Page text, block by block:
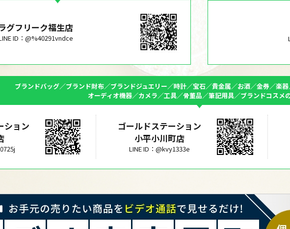
グフリーク福生店
ID：@%40291vndce
ブランドバッグ／ブランド財布／ブランドジュエリー／時計／宝石／貴金属／お酒／金券／楽
オーディオ機器／カメラ／工具／骨董品／筆記用具／ブランドコスメ
ション
ゴールドステーション
小平小川町店
LINE ID：@kvy1333e